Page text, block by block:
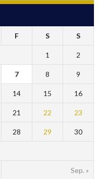
F S S
Sep. »
1 2
7 8 9
14 15 16
21 22 23
28 29 30